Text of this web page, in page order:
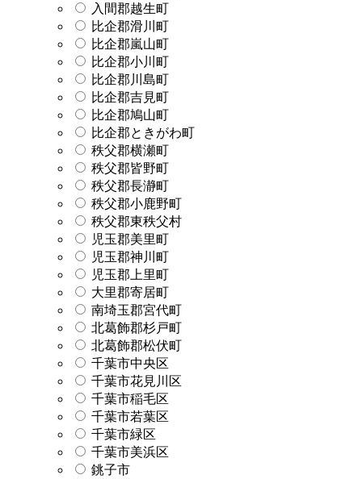
入間郡越生町
比企郡滑川町
比企郡嵐山町
比企郡小川町
比企郡川島町
比企郡吉見町
比企郡鳩山町
比企郡ときがわ町
秩父郡横瀬町
秩父郡皆野町
秩父郡長瀞町
秩父郡小鹿野町
秩父郡東秩父村
児玉郡美里町
児玉郡神川町
児玉郡上里町
大里郡寄居町
南埼玉郡宮代町
北葛飾郡杉戸町
北葛飾郡松伏町
千葉市中央区
千葉市花見川区
千葉市稲毛区
千葉市若葉区
千葉市緑区
千葉市美浜区
銚子市